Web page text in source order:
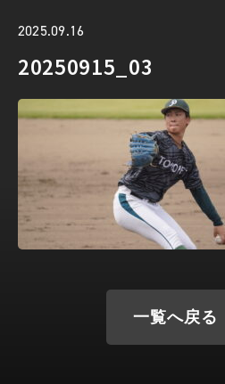
2025.09.16
20250915_03
一覧へ戻る